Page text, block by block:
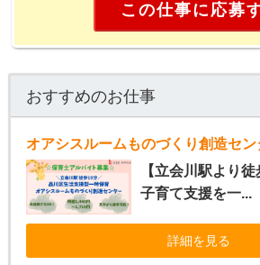
この仕事に応募
おすすめのお仕事
オアシスルームものづくり創造セン
【立会川駅より
子育て支援を一...
詳細を見る